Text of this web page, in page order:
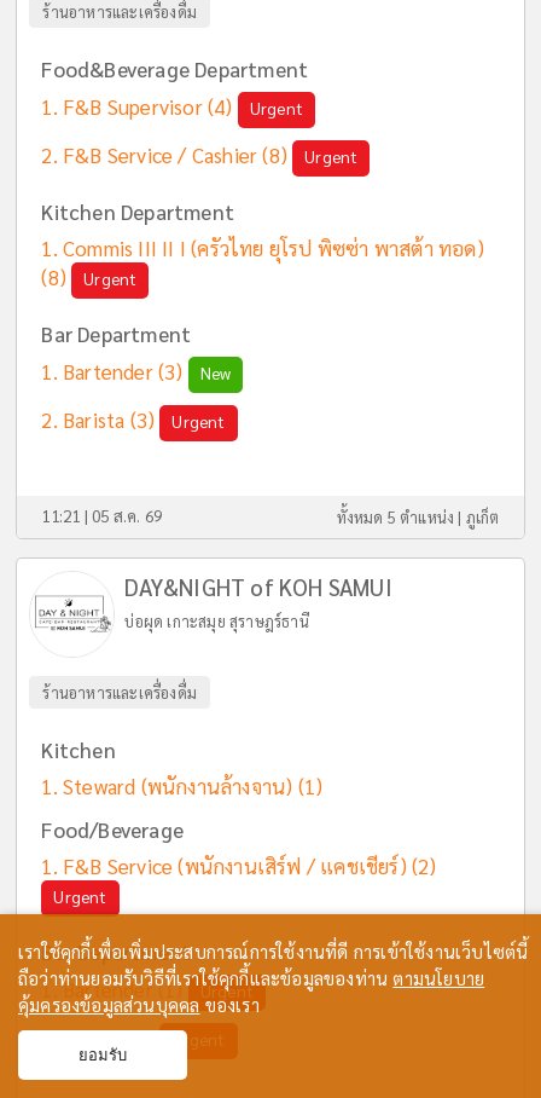
ร้านอาหารและเครื่องดื่ม
Food&Beverage Department
F&B Supervisor(4) Urgent
F&B Service / Cashier(8) Urgent
Kitchen Department
Commis III II I (ครัวไทย ยุโรป พิซซ่า พาสต้า ทอด)
(8)
Urgent
Bar Department
Bartender(3) New
Barista (3) Urgent
11:21 | 05 ส.ค. 69 ทั้งหมด 5 ตำแหน่ง | ภูเก็ต
DAY&NIGHT of KOH SAMUI
บ่อผุด เกาะสมุย สุราษฎร์ธานี
ร้านอาหารและเครื่องดื่ม
Kitchen
Steward (พนักงานล้างจาน) (1)
Food/Beverage
F&B Service (พนักงานเสิร์ฟ / แคชเชียร์) (2)
Urgent
Bar Department
Bartender(1) Urgent
Barista(1) Urgent
เราใช้คุกกี้เพื่อเพิ่มประสบการณ์การใช้งานที่ดี การเข้าใช้งานเว็บไซต์นี้
ถือว่าท่านยอมรับวิธีที่เราใช้คุกกี้และข้อมูลของท่านตามนโยบาย
คุ้มครองข้อมูลส่วนบุคคล ของเรา
ยอมรับ